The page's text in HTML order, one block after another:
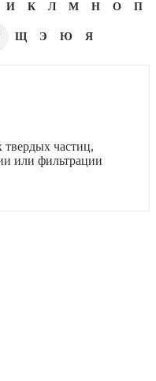
И К Л М Н О П
Щ Э Ю Я
твердых частиц,
или фильтрации